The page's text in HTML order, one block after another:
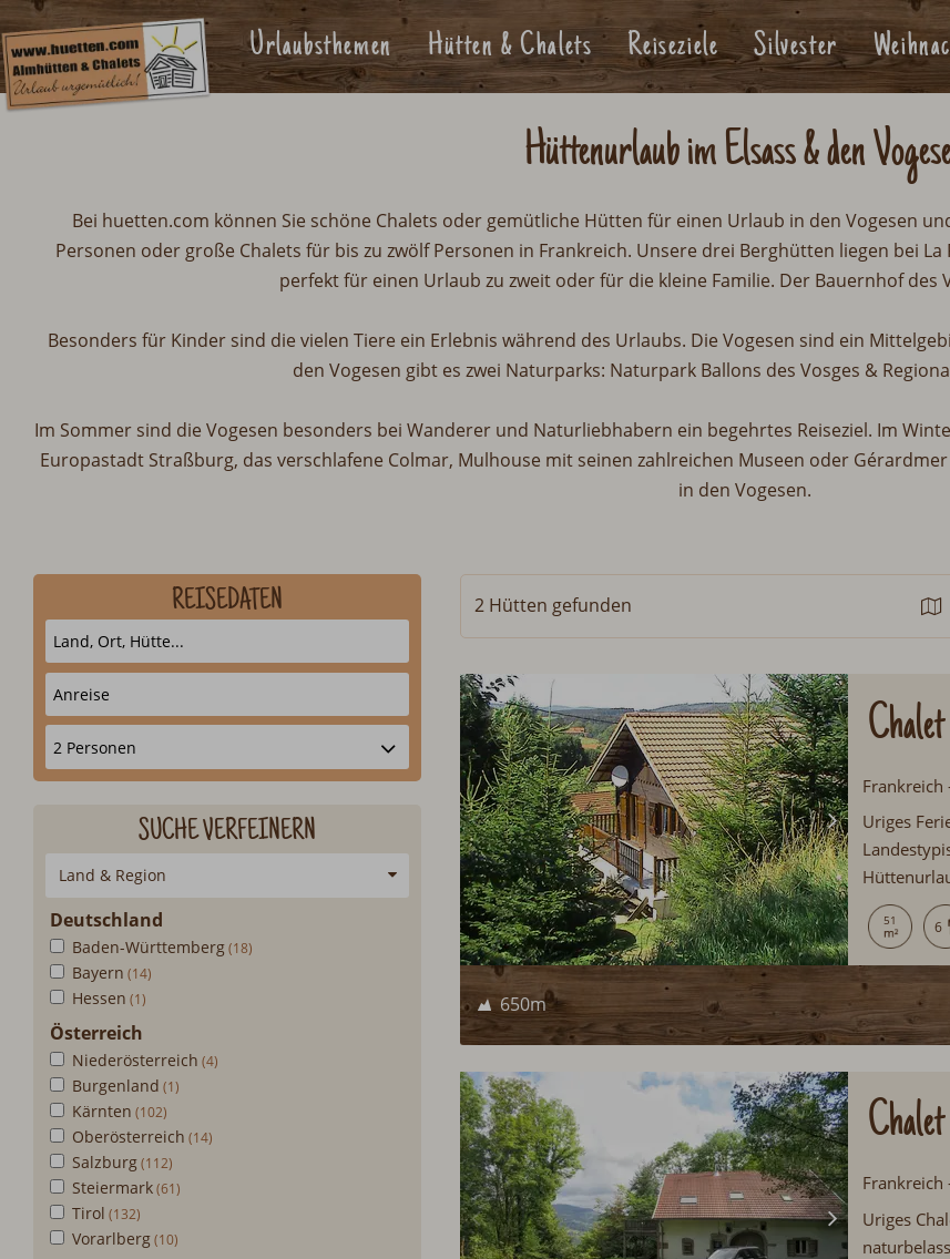
Urlaubsthemen Hütten & Chalets Reiseziele Silvester
Hüttenurlaub im Elsass & den
Bei huetten.com können Sie schöne Chalets oder gemütliche Hütten für einen Urlaub in den Vogesen
Personen oder große Chalets für bis zu zwölf Personen in Frankreich. Unsere drei Berghütten liegen bei
perfekt für einen Urlaub zu zweit oder für die kleine Familie. Der Bauernhof des
Besonders für Kinder sind die vielen Tiere ein Erlebnis während des Urlaubs. Die Vogesen sind ein
den Vogesen gibt es zwei Naturparks: Naturpark Ballons des Vosges &
Im Sommer sind die Vogesen besonders bei Wanderer und Naturliebhabern ein begehrtes Reiseziel. Im
Europastadt Straßburg, das verschlafene Colmar, Mulhouse mit seinen zahlreichen Museen oder
in den Vogesen.
REISEDATEN
SUCHE VERFEINERN
Land & Region
Deutschland
Baden-Württemberg
Bayern
Hessen
Österreich
Niederösterreich
Burgenland
Kärnten
Oberösterreich
Salzburg
Steiermark
Tirol
Vorarlberg
2 Hütten gefunden
Frankreich
Uriges
Fläche,
von
51 6
650m
Frankreich
Uriges